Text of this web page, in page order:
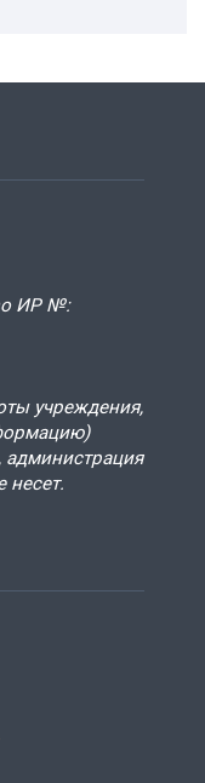
ИР №:
учреждения,
администрация
несет.